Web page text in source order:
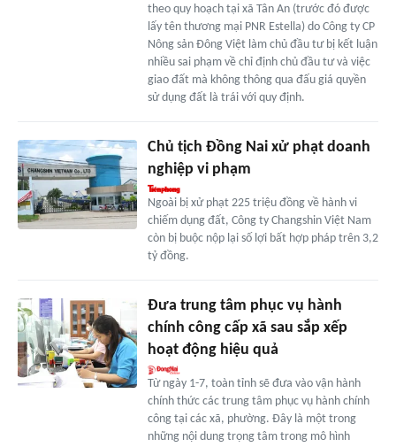
theo quy hoạch tại xã Tân An (trước đó được
lấy tên thương mại PNR Estella) do Công ty CP
Nông sản Đông Việt làm chủ đầu tư bị kết luận
nhiều sai phạm về chỉ định chủ đầu tư và việc
giao đất mà không thông qua đấu giá quyền
sử dụng đất là trái với quy định.
Chủ tịch Đồng Nai xử phạt doanh
nghiệp vi phạm
Ngoài bị xử phạt 225 triệu đồng về hành vi
chiếm dụng đất, Công ty Changshin Việt Nam
còn bị buộc nộp lại số lợi bất hợp pháp trên 3,2
tỷ đồng.
Đưa trung tâm phục vụ hành
chính công cấp xã sau sắp xếp
hoạt động hiệu quả
Từ ngày 1-7, toàn tỉnh sẽ đưa vào vận hành
chính thức các trung tâm phục vụ hành chính
công tại các xã, phường. Đây là một trong
những nội dung trọng tâm trong mô hình